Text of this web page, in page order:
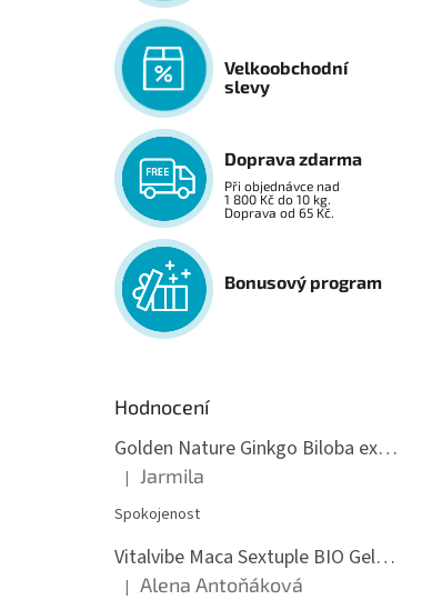
Velkoobchodní
slevy
Doprava zdarma
Při objednávce nad
1 800 Kč do 10 kg.
Doprava od 65 Kč.
Bonusový program
Hodnocení
Golden Nature Ginkgo Biloba extrakt 50:1 60mg, 100 kapslí
Hodnocení produktu je 5 z 5 hvězdiček.
| Jarmila
Spokojenost
Vitalvibe Maca Sextuple BIO Gelatinized 3-Complex, 60 kapslí
Hodnocení produktu je 5 z 5 hvězdiček.
| Alena Antoňáková